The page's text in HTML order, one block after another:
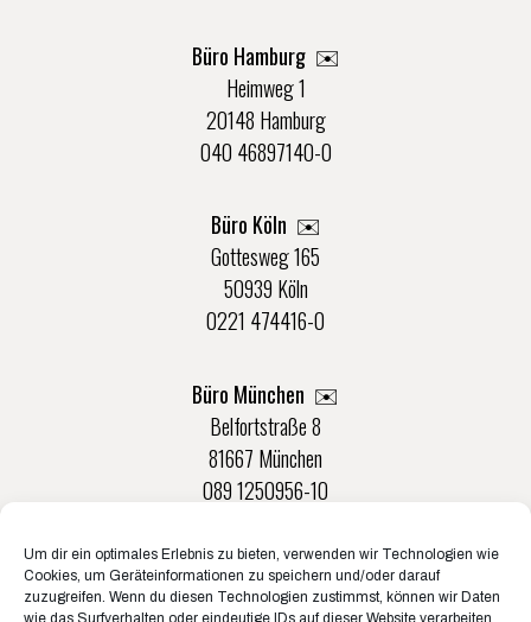
Um dir ein optimales Erlebnis zu bieten, verwenden wir Technologien wie
Cookies, um Geräteinformationen zu speichern und/oder darauf
zuzugreifen. Wenn du diesen Technologien zustimmst, können wir Daten
wie das Surfverhalten oder eindeutige IDs auf dieser Website verarbeiten.
Büro Hamburg ✉️
Heimweg 1
20148 Hamburg
040 46897140-0
Büro Köln ✉️
Gottesweg 165
50939 Köln
0221 474416-0
Büro München ✉️
Belfortstraße 8
81667 München
089 1250956-10
Büro Münster ✉️
Rudolf-Von-Langen-Str. 42